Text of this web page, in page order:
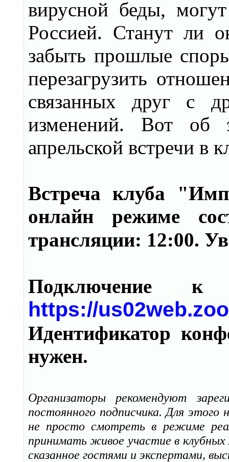
вирусной беды,
Россией. Станут
забыть прошлые
перезагрузить
связанных друг с
изменений. Вот об
апрельской встречи в
Встреча клуба
онлайн режиме
трансляции: 12:00.
Подключение
https://
Идентификатор
нужен.
Организаторы рекомендуют
постоянного подписчика. Для
не просто смотреть в режиме
принимать живое участие в
сказанное гостями и экспертами,